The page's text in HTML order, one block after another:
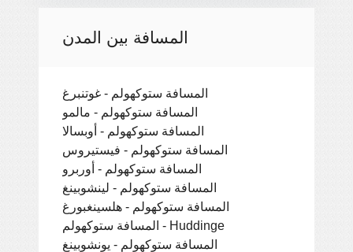
المسافة بين المدن
المسافة ستوكهولم - غوتنبرغ
المسافة ستوكهولم - مالمو
المسافة ستوكهولم - أوبسالا
المسافة ستوكهولم - فيستيروس
المسافة ستوكهولم - أوربرو
المسافة ستوكهولم - لينشوبينغ
المسافة ستوكهولم - هلسينغبورغ
المسافة ستوكهولم - Huddinge
المسافة ستوكهولم - يونشوبينغ